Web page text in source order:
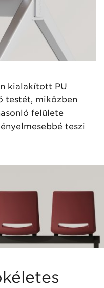
kialakított PU
testét, miközben
felülete
teszi